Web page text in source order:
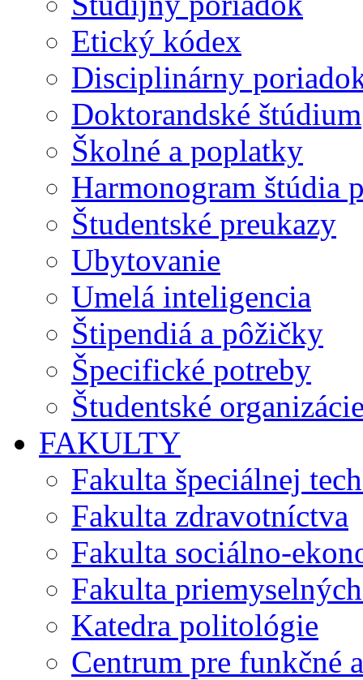
Etický kódex
Disciplinárny
Doktorandské štúdium
Školné a poplatky
Harmonogram štúdia
Študentské preukazy
Ubytovanie
Umelá inteligencia
Štipendiá a pôžičky
Špecifické potreby
Študentské
FAKULTY
Fakulta špeciálnej
Fakulta zdravotníctva
Fakulta sociálno-
Fakulta
Katedra politológie
Centrum pre funkčné